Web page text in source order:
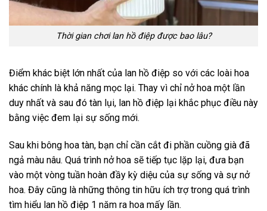
Thời gian chơi lan hồ điệp được bao lâu?
Điểm khác biệt lớn nhất của lan hồ điệp so với các loài hoa
khác chính là khả năng mọc lại. Thay vì chỉ nở hoa một lần
duy nhất và sau đó tàn lụi, lan hồ điệp lại khắc phục điều này
bằng việc đem lại sự sống mới.
Sau khi bông hoa tàn, bạn chỉ cần cắt đi phần cuồng già đã
ngả màu nâu. Quá trình nở hoa sẽ tiếp tục lặp lại, đưa bạn
vào một vòng tuần hoàn đầy kỳ diệu của sự sống và sự nở
hoa. Đây cũng là những thông tin hữu ích trợ trong quá trình
tìm hiểu lan hồ điệp 1 năm ra hoa mấy lần.